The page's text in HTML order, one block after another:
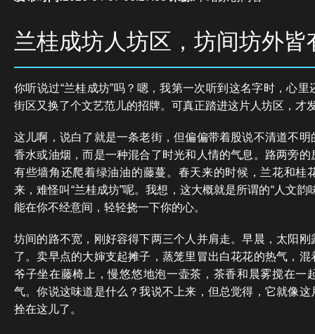
兰桂成坊人坊区，坊间坊外皆
你听说过“兰桂成坊”吗？嗯，我第一次听到这名字时，心
街区又换了个文艺范儿的招牌。可真正踏进这片人坊区，才
这儿啊，说白了就是一条老街，但偏偏带着股说不清道不
香水或油烟，而是一种混合了时光和人情的气息。路两旁
有些墙角还爬着绿油油的藤蔓。春天来的时候，兰花和桂
来，难怪叫“兰桂成坊”呢。我想，这大概就是所谓的“人文
能在你不经意间，轻轻挠一下你的心。
坊间的路不宽，刚好容得下两三个人并肩走。早晨，太阳
了。卖早点的大婶支起摊子，蒸笼里冒出白花花的热气，
爷子坐在藤椅上，慢悠悠地泡一壶茶，茶香和晨雾搅在一
气。你说这味道是什么？我说不上来，但总觉得，它就像
拴在这儿了。